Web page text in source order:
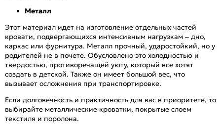
Металл
Этот материал идет на изготовление отдельных частей
кровати, подвергающихся интенсивным нагрузкам – дно,
каркас или фурнитура. Металл прочный, ударостойкий, но у
родителей не в почете. Обусловлено это холодностью и
твердостью, противоречащей уюту, который все хотят
создать в детской. Также он имеет большой вес, что
вызывает осложнения при транспортировке.
Если долговечность и практичность для вас в приоритете, то
выбирайте металлические кроватки, покрытые слоем
текстиля и поролона.